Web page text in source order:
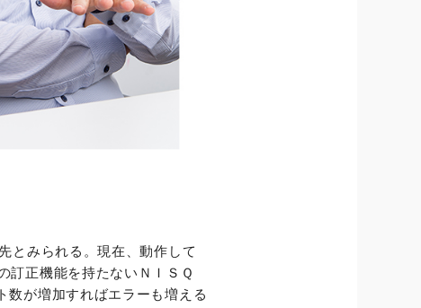
とみられる。現在、動作して
訂正機能を持たないＮＩＳＱ
数が増加すればエラーも増える